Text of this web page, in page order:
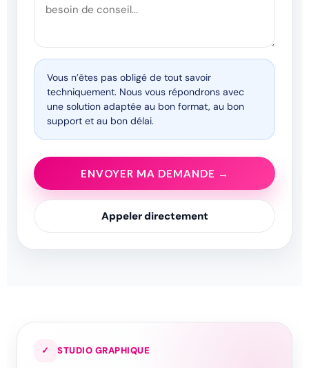
Vous n’êtes pas obligé de tout savoir
techniquement. Nous vous répondrons avec
une solution adaptée au bon format, au bon
support et au bon délai.
ENVOYER MA DEMANDE →
Appeler directement
✓ STUDIO GRAPHIQUE